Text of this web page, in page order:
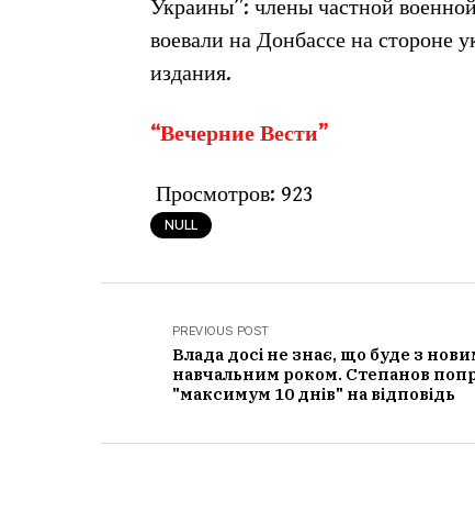
Украины”: члены частной
воевали на Донбассе на стороне
издания.
“Вечерние Вести”
Просмотров: 923
NULL
PREVIOUS POST
Влада досі не знає, що буде з
навчальним роком. Степанов
"максимум 10 днів" на відповідь